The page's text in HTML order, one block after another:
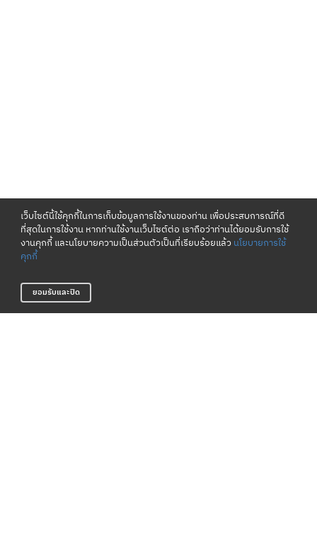
เว็บไซต์นี้ใช้คุกกี้ในการเก็บข้อมูลการใช้งานของท่าน เพื่อประสบการณ์ที่ดี
ที่สุดในการใช้งาน หากท่านใช้งานเว็บไซต์ต่อ เราถือว่าท่านได้ยอมรับการใช้
งานคุกกี้ และนโยบายความเป็นส่วนตัวเป็นที่เรียบร้อยแล้ว นโยบายการใช้
คุกกี้
ยอมรับและปิด